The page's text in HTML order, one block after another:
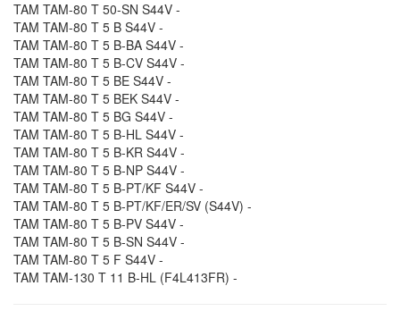
TAM TAM-80 T 50-SN S44V -
TAM TAM-80 T 5 B S44V -
TAM TAM-80 T 5 B-BA S44V -
TAM TAM-80 T 5 B-CV S44V -
TAM TAM-80 T 5 BE S44V -
TAM TAM-80 T 5 BEK S44V -
TAM TAM-80 T 5 BG S44V -
TAM TAM-80 T 5 B-HL S44V -
TAM TAM-80 T 5 B-KR S44V -
TAM TAM-80 T 5 B-NP S44V -
TAM TAM-80 T 5 B-PT/KF S44V -
TAM TAM-80 T 5 B-PT/KF/ER/SV (S44V) -
TAM TAM-80 T 5 B-PV S44V -
TAM TAM-80 T 5 B-SN S44V -
TAM TAM-80 T 5 F S44V -
TAM TAM-130 T 11 B-HL (F4L413FR) -